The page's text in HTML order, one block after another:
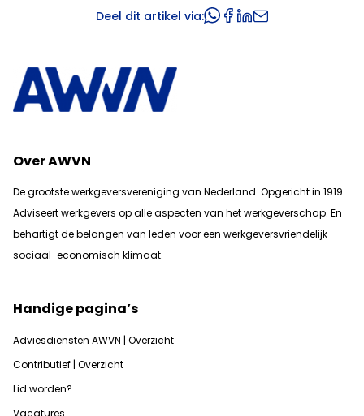
Deel dit artikel via:
Over AWVN
De grootste werkgeversvereniging van Nederland. Opgericht in 1919.
Adviseert werkgevers op alle aspecten van het werkgeverschap. En
behartigt de belangen van leden voor een werkgeversvriendelijk
sociaal-economisch klimaat.
Handige pagina’s
Adviesdiensten AWVN | Overzicht
Contributief | Overzicht
Lid worden?
Vacatures